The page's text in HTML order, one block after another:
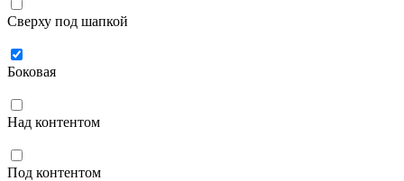
Сверху под шапкой
Боковая
Над контентом
Под контентом